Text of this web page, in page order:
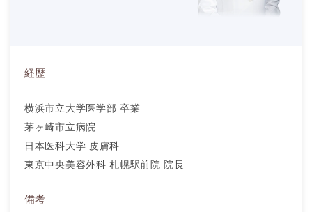
経歴
横浜市立大学医学部 卒業
茅ヶ崎市立病院
日本医科大学 皮膚科
東京中央美容外科 札幌駅前院 院長
備考